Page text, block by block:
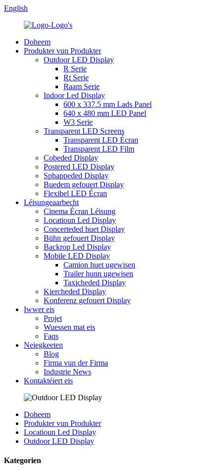
English
Doheem
Produkter vun Produkter
Outdoor LED Display
R Serie
Rt Serie
Raam Serie
Indoor Led Display
600 x 337.5 mm Lads Panel
640 x 480 mm LED Panel
W3 Serie
Transparent LED Screens
Transparent LED Écran
Transparent LED Film
Cobeded Display
Postered LED Display
Sphappeded Display
Buedem gefouert Display
Flexibel LED Écran
Léisungeaarbecht
Cinema Écran Léisung
Locatioun Led Display
Concerteded huet Display
Bühn gefouert Display
Backrop Led Display
Mobile LED Display
Camion huet ugewisen
Trailer hunn ugewisen
Taxicheded Display
Kiercheded Display
Konferenz gefouert Display
Iwwer eis
Projet
Wuessen mat eis
Faqs
Neiegkeeten
Blog
Firma vun der Firma
Industrie News
Kontaktéiert eis
Doheem
Produkter vun Produkter
Locatioun Led Display
Outdoor LED Display
Kategorien